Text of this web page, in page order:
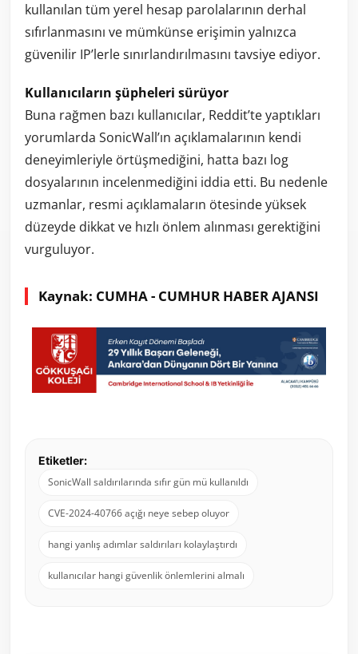
kullanılan tüm yerel hesap parolalarının derhal
sıfırlanmasını ve mümkünse erişimin yalnızca
güvenilir IP’lerle sınırlandırılmasını tavsiye ediyor.
Kullanıcıların şüpheleri sürüyor
Buna rağmen bazı kullanıcılar, Reddit’te yaptıkları
yorumlarda SonicWall’ın açıklamalarının kendi
deneyimleriyle örtüşmediğini, hatta bazı log
dosyalarının incelenmediğini iddia etti. Bu nedenle
uzmanlar, resmi açıklamaların ötesinde yüksek
düzeyde dikkat ve hızlı önlem alınması gerektiğini
vurguluyor.
Kaynak: CUMHA - CUMHUR HABER AJANSI
Etiketler:
SonicWall saldırılarında sıfır gün mü kullanıldı
CVE-2024-40766 açığı neye sebep oluyor
hangi yanlış adımlar saldırıları kolaylaştırdı
kullanıcılar hangi güvenlik önlemlerini almalı